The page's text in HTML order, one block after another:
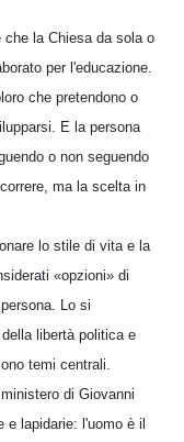
la Chiesa da sola o
per l'educazione.
che pretendono o
E la persona
o non seguendo
ma la scelta in
lo stile di vita e la
«opzioni» di
Lo si
libertà politica e
temi centrali.
di Giovanni
e lapidarie: l'uomo è il